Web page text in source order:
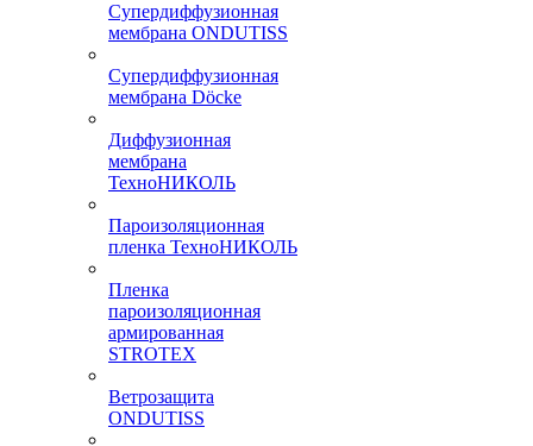
Супердиффузионная
мембрана ONDUTISS
Супердиффузионная
мембрана Döcke
Диффузионная
мембрана
ТехноНИКОЛЬ
Пароизоляционная
пленка ТехноНИКОЛЬ
Пленка
пароизоляционная
армированная
STROTEX
Ветрозащита
ONDUTISS